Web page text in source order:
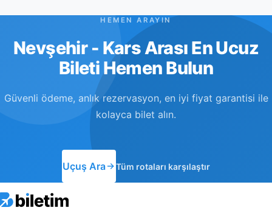
HEMEN ARAYIN
Nevşehir - Kars Arası En Ucuz
Bileti Hemen Bulun
Güvenli ödeme, anlık rezervasyon, en iyi fiyat garantisi ile
kolayca bilet alın.
Uçuş Ara Tüm rotaları karşılaştır